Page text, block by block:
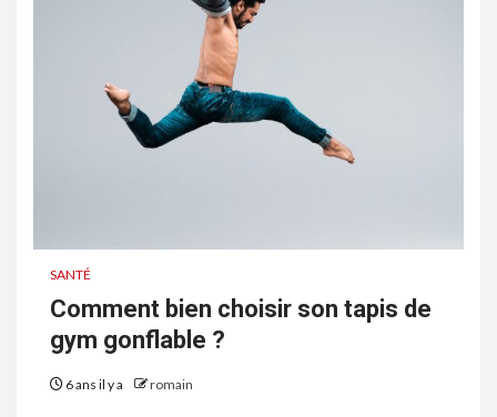
SANTÉ
Comment bien choisir son tapis de
gym gonflable ?
6 ans il y a romain